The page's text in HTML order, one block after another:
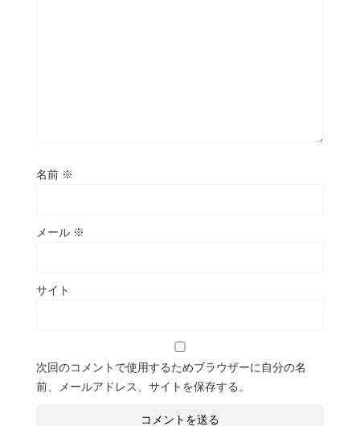
名前 ※
メール ※
サイト
次回のコメントで使用するためブラウザーに自分の名
前、メールアドレス、サイトを保存する。